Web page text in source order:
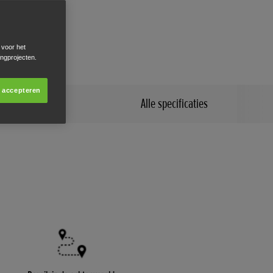
Alle specificaties
voor het